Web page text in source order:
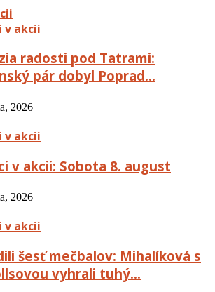
v akcii
radosti pod Tatrami:
pár dobyl Poprad…
2026
v akcii
v akcii: Sobota 8. august
2026
v akcii
šesť mečbalov: Mihalíková s
vyhrali tuhý…